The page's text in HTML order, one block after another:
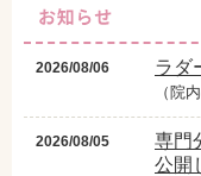
2026/08/06 ラダ
（院
2026/08/05
専門
公開